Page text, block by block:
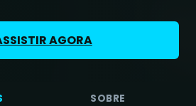
AGORA
SOBRE